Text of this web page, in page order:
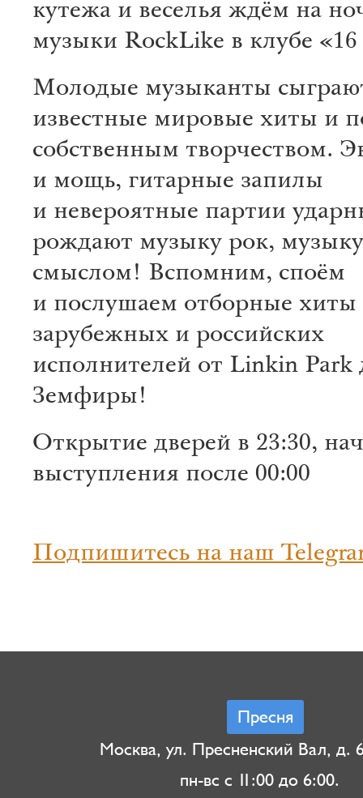
кутежа и веселья ждём на
музыки RockLike в клубе
Молодые музыканты
известные мировые хиты и
собственным творчеством.
и мощь, гитарные запилы
и невероятные партии
рождают музыку рок,
смыслом! Вспомним, споём
и послушаем отборные хиты
зарубежных и российских
исполнителей от Linkin Park
Земфиры!
Открытие дверей в 23:30,
выступления после 00:00
Подпишитесь на наш
Пресня
Москва, ул. Пресненский Вал, д.
пн-вс с 11:00 до 6:00.